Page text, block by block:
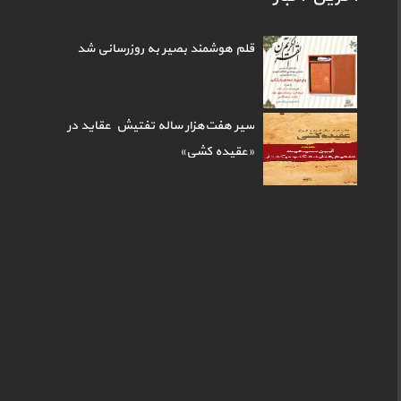
قلم هوشمند بصیر به روزرسانی شد
سیر هفت‌هزار ساله تفتیش عقاید در
«عقیده کشی»